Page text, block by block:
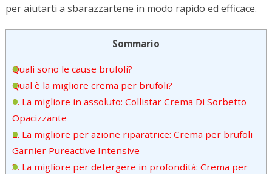
per aiutarti a sbarazzartene in modo rapido ed efficace.
Sommario
Quali sono le cause brufoli?
Qual è la migliore crema per brufoli?
1. La migliore in assoluto: Collistar Crema Di Sorbetto
Opacizzante
2. La migliore per azione riparatrice: Crema per brufoli
Garnier Pureactive Intensive
3. La migliore per detergere in profondità: Crema per